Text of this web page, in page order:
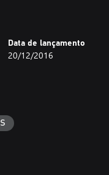
(Capture the
Data de lançamento
20/12/2016